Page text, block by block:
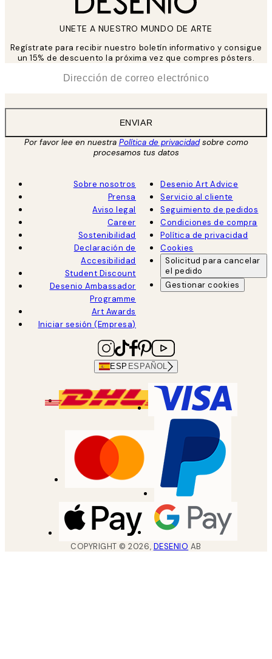
UNETE A NUESTRO MUNDO DE ARTE
Regístrate para recibir nuestro boletín informativo y consigue
un 15% de descuento la próxima vez que compres pósters.
ENVIAR
Por favor lee en nuestra Política de privacidadsobre como
procesamos tus datos
Sobre nosotros
Prensa
Aviso legal
Career
Sostenibilidad
Declaración de
Accesibilidad
Student Discount
Desenio Ambassador
Programme
Art Awards
Iniciar sesión (Empresa)
Desenio Art Advice
Servicio al cliente
Seguimiento de pedidos
Condiciones de compra
Política de privacidad
Cookies
Solicitud para cancelar
el pedido
Gestionar cookies
ESP ESPAÑOL
COPYRIGHT ©2026, DESENIO AB